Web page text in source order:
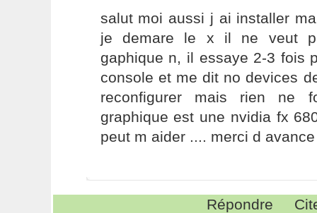
salut moi aussi j ai installer
je demare le x il ne veut
gaphique n, il essaye 2-3 fois
console et me dit no devices
reconfigurer mais rien ne
graphique est une nvidia fx
peut m aider .... merci d avance
Répondre